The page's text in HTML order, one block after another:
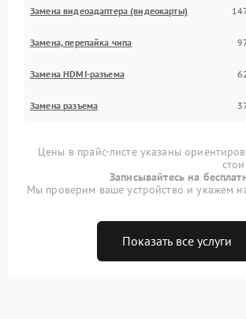
Замена видеоадаптера (видеокарты)
Замена, перепайка чипа
Замена HDMI-разъема
Замена разъема
Цены в прайс-листе указаны
Записывайтесь на
Мы проверим ваше устройство и укажем
Показать все услуги